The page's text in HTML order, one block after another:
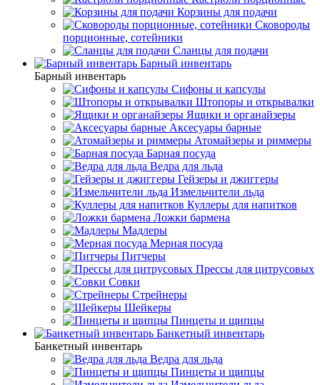
Корзины для подачи
Сковороды
порционные, сотейники
Сланцы для подачи
Барный инвентарь
Барный инвентарь
Сифоны и капсулы
Штопоры и открывалки
Ящики и органайзеры
Аксесуары барные
Атомайзеры и риммеры
Барная посуда
Ведра для льда
Гейзеры и джиггеры
Измельчители льда
Куллеры для напитков
Ложки бармена
Мадлеры
Мерная посуда
Питчеры
Прессы для цитрусовых
Совки
Стрейнеры
Шейкеры
Пинцеты и щипцы
Банкетный инвентарь
Банкетный инвентарь
Ведра для льда
Пинцеты и щипцы